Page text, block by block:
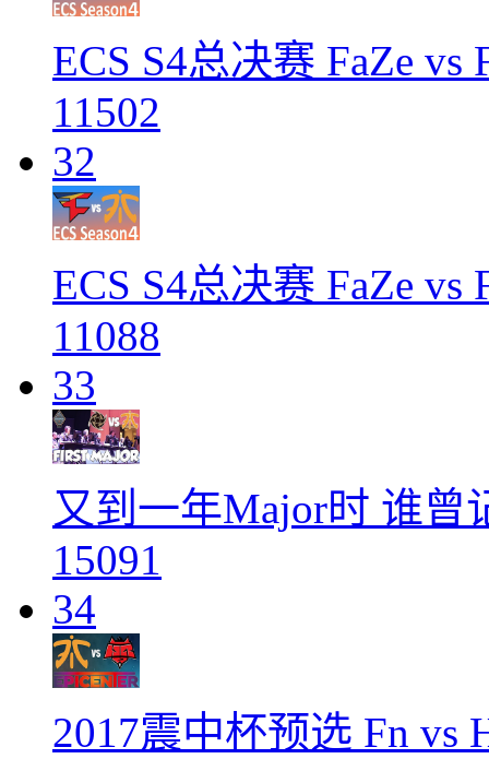
ECS S4总决赛 FaZe vs
11502
32
ECS S4总决赛 FaZe vs
11088
33
又到一年Major时 谁曾
15091
34
2017震中杯预选 Fn vs